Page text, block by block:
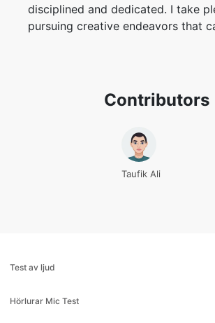
disciplined and dedicated. I take
pursuing creative endeavors that
Contributors
Taufik Ali
Test av ljud
Hörlurar Mic Test